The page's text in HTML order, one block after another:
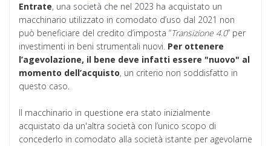
Entrate, una società che nel 2023 ha acquistato un
macchinario utilizzato in comodato d’uso dal 2021 non
può beneficiare del credito d’imposta “Transizione 4.0” per
investimenti in beni strumentali nuovi. Per ottenere
l’agevolazione, il bene deve infatti essere "nuovo" al
momento dell’acquisto, un criterio non soddisfatto in
questo caso.
Il macchinario in questione era stato inizialmente
acquistato da un'altra società con l’unico scopo di
concederlo in comodato alla società istante per agevolarne